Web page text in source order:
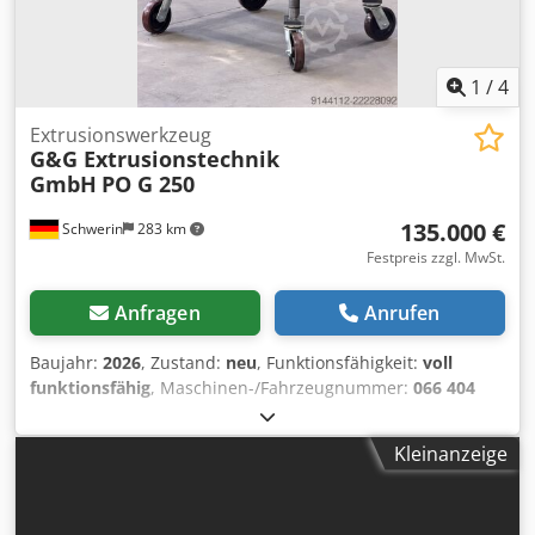
1 /4
Schwerin 283 km
Extrusionswerkzeug
G&G Extrusionstechnik
GmbH PO G 250
135.000 €
Festpreis zzgl. MwSt.
Anfragen Anrufen
Baujahr: 2026, Zustand: neu, Funktionsfähigkeit: voll
funktionsfähig, Maschinen-/Fahrzeugnummer: 066 404
, Angeboten wird ein Extrusionswerkzeug zur
Herstellung von PE oder PP-Rohren Rohrbereich min: Ø90
mm Rohrbereich max: Ø250 mm Ausstoß ca. 1100 kg/h
Kleinanzeige